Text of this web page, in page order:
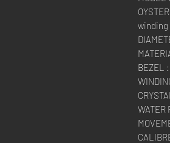
winding
BEZEL